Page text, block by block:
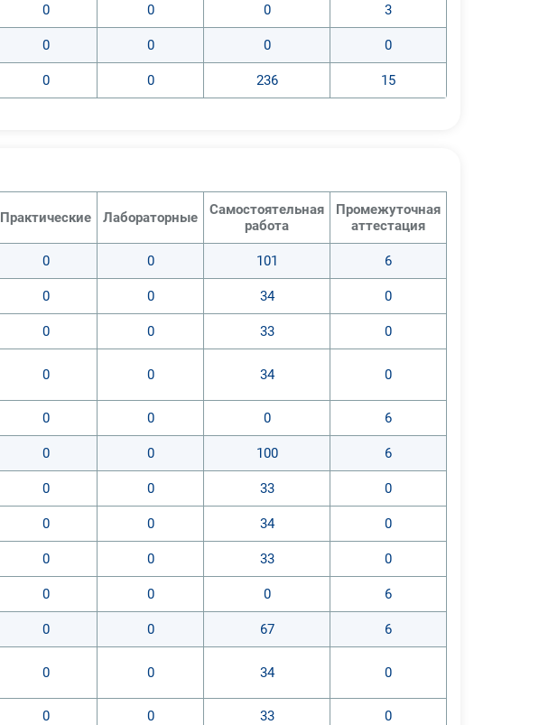
0 0 0 3
0 0 0 0
0 0 236 15
Практические Лабораторные
Самостоятельная
работа
Промежуточная
аттестация
0 0 101 6
0 0 34 0
0 0 33 0
0 0 34 0
0 0 0 6
0 0 100 6
0 0 33 0
0 0 34 0
0 0 33 0
0 0 0 6
0 0 67 6
0 0 34 0
0 0 33 0